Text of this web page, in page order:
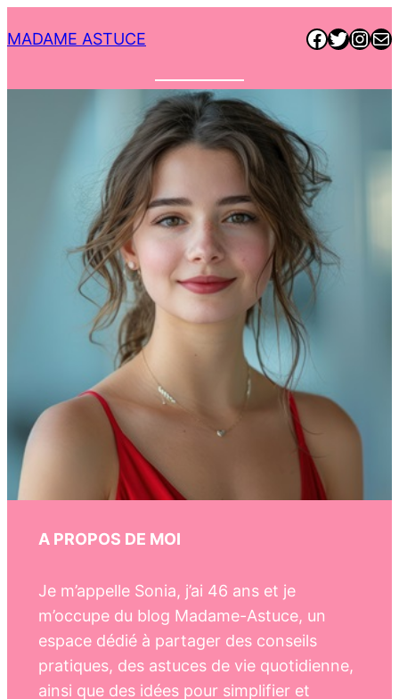
MADAME ASTUCE Twitter
E-
A PROPOS DE MOI
Je m’appelle Sonia, j’ai 46 ans et je
m’occupe du blog Madame-Astuce, un
espace dédié à partager des conseils
pratiques, des astuces de vie quotidienne,
ainsi que des idées pour simplifier et